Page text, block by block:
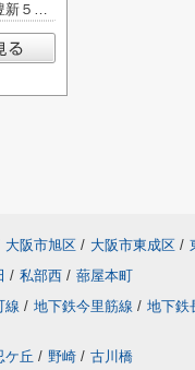
大阪府大阪市東淀川区豊新５丁目
大阪市旭区 / 大阪市東成区 /
/ 私部西 / 蔀屋本町
線 / 地下鉄今里筋線 / 地下鉄
ケ丘 / 野崎 / 古川橋